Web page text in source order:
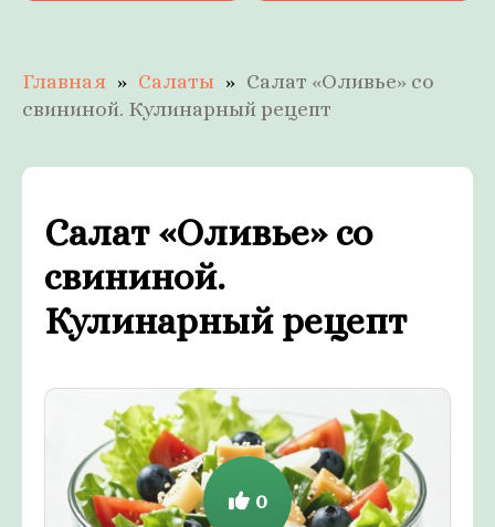
Главная Салаты
Салат «Оливье» со
свининой. Кулинарный рецепт
Салат «Оливье» со
свининой.
Кулинарный рецепт
0